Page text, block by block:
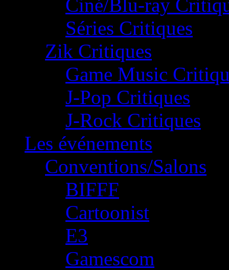
Ciné/Blu-ray
Séries Critiques
Zik Critiques
Game Music
J-Pop Critiques
J-Rock Critiques
Les événements
Conventions/Salons
BIFFF
Cartoonist
E3
Gamescom